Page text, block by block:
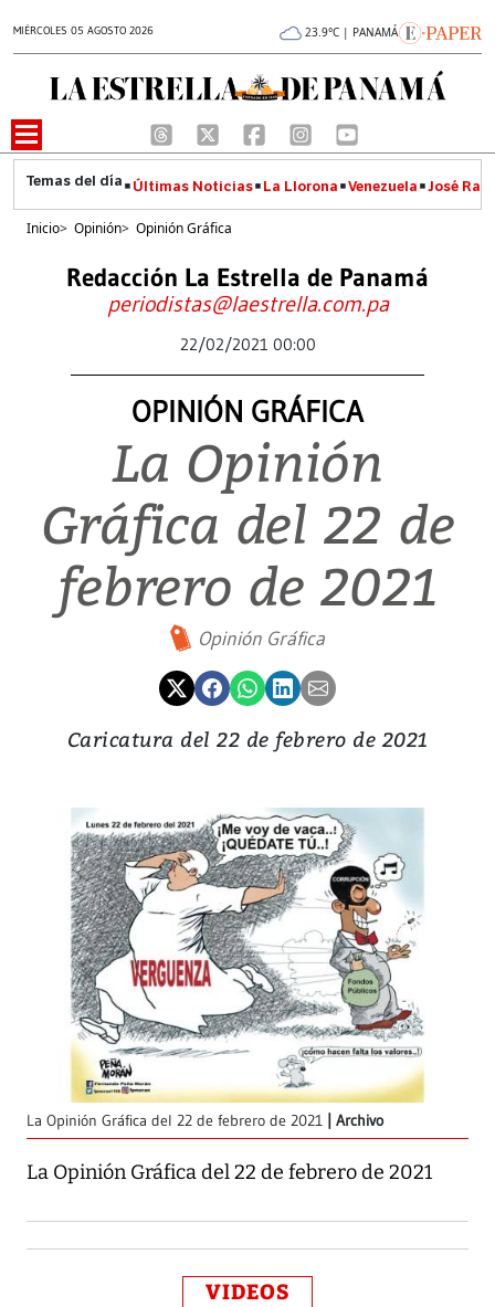
MIÉRCOLES 05 AGOSTO 2026 23.9°C | PANAMÁ
Últimas Noticias La Llorona Venezuela José
Inicio> Opinión> Opinión Gráfica
Redacción La Estrella de Panamá
periodistas@laestrella.com.pa
22/02/2021 00:00
OPINIÓN GRÁFICA
La Opinión
Gráfica del 22 de
febrero de 2021
Opinión Gráfica
Caricatura del 22 de febrero de 2021
La Opinión Gráfica del 22 de febrero de 2021 Archivo
La Opinión Gráfica del 22 de febrero de 2021
VIDEOS